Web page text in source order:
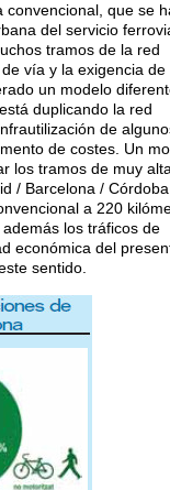
convencional, que se
del servicio
tramos de la red
vía y la exigencia de
un modelo
duplicando la red
de
de costes. Un
los tramos de muy
/ Barcelona /
a 220
los tráficos de
económica del
sentido.